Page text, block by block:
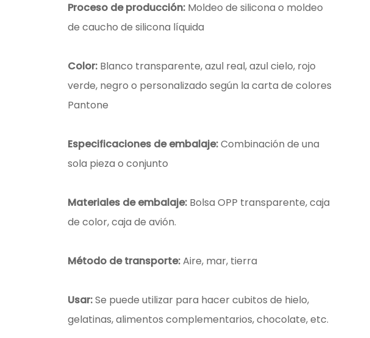
Proceso de producción: Moldeo de silicona o moldeo
de caucho de silicona líquida
Color: Blanco transparente, azul real, azul cielo, rojo
verde, negro o personalizado según la carta de colores
Pantone
Especificaciones de embalaje:Combinación de una
sola pieza o conjunto
Materiales de embalaje: Bolsa OPP transparente, caja
de color, caja de avión.
Método de transporte:Aire, mar, tierra
Usar:Se puede utilizar para hacer cubitos de hielo,
gelatinas, alimentos complementarios, chocolate, etc.